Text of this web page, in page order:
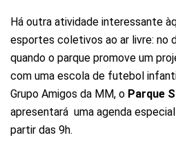
Há outra atividade interessante
esportes coletivos ao ar livre: no
quando o parque promove um
com uma escola de futebol
Grupo Amigos da MM, o Parque
apresentará uma agenda
partir das 9h.